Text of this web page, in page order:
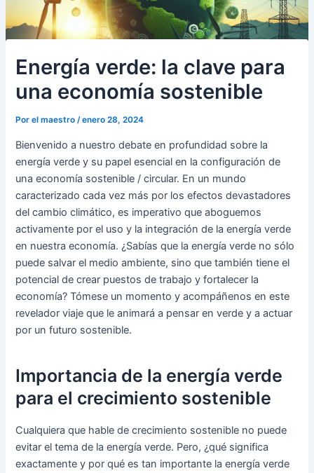
Energía verde: la clave para
una economía sostenible
Porel maestro/enero 28, 2024
Bienvenido a nuestro debate en profundidad sobre la
energía verde y su papel esencial en la configuración de
una economía sostenible / circular. En un mundo
caracterizado cada vez más por los efectos devastadores
del cambio climático, es imperativo que aboguemos
activamente por el uso y la integración de la energía verde
en nuestra economía. ¿Sabías que la energía verde no sólo
puede salvar el medio ambiente, sino que también tiene el
potencial de crear puestos de trabajo y fortalecer la
economía? Tómese un momento y acompáñenos en este
revelador viaje que le animará a pensar en verde y a actuar
por un futuro sostenible.
Importancia de la energía verde
para el crecimiento sostenible
Cualquiera que hable de crecimiento sostenible no puede
evitar el tema de la energía verde. Pero, ¿qué significa
exactamente y por qué es tan importante la energía verde